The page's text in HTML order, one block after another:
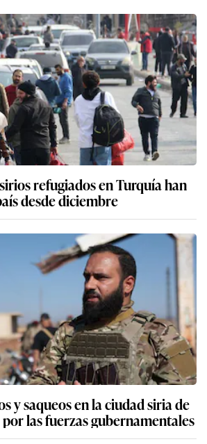
refugiados en Turquía han
desde diciembre
y saqueos en la ciudad siria de
las fuerzas gubernamentales